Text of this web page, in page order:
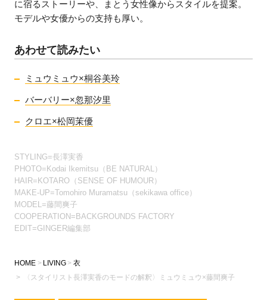
に宿るストーリーや、まとう女性像からスタイルを提案。
モデルや女優からの支持も厚い。
あわせて読みたい
ミュウミュウ×桐谷美玲
バーバリー×忽那汐里
クロエ×松岡茉優
STYLING=長澤実香
PHOTO=Kodai Ikemitsu（BE NATURAL）
HAIR=KOTARO（SENSE OF HUMOUR）
MAKE-UP=Tomohiro Muramatsu（sekikawa office）
MODEL=藤間爽子
COOPERATION=BACKGROUNDS FACTORY
EDIT=GINGER編集部
HOME LIVING
衣
〈スタイリスト長澤実香のモードの解釈〉ミュウミュウ×藤間爽子